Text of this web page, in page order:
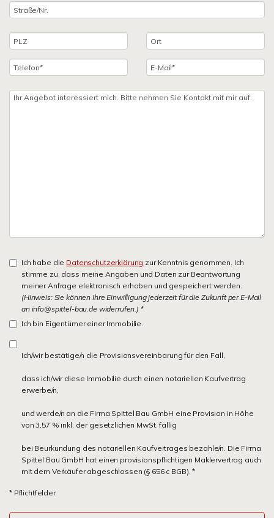
Ich habe die Datenschutzerklärung zur Kenntnis genommen. Ich
stimme zu, dass meine Angaben und Daten zur Beantwortung
meiner Anfrage elektronisch erhoben und gespeichert werden.
(Hinweis: Sie können Ihre Einwilligung jederzeit für die Zukunft per E-Mail
an info@spittel-bau.de widerrufen.) *
Ich bin Eigentümer einer Immobilie.
Ich/wir bestätige/n die Provisionsvereinbarung für den Fall,
dass ich/wir diese Immobilie durch einen notariellen Kaufvertrag
erwerbe/n,
und werde/n an die Firma Spittel Bau GmbH eine Provision in Höhe
von 3,57 % inkl. der gesetzlichen MwSt. fällig
bei Beurkundung des notariellen Kaufvertrages bezahle/n. Die Firma
Spittel Bau GmbH hat einen provisionspflichtigen Maklervertrag auch
mit dem Verkäufer abgeschlossen (§ 656 c BGB). *
* Pflichtfelder